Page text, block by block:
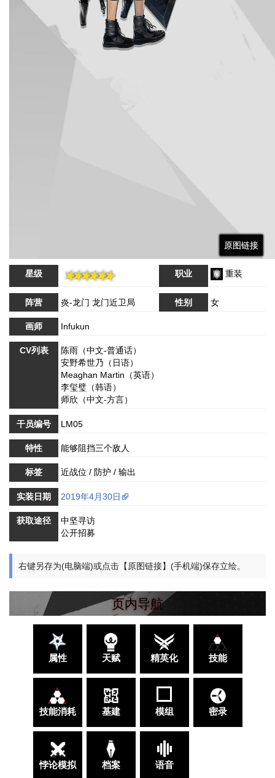
原图链接
原图链接
原图链接
原图链接
星级 职业 重装
阵营 炎-龙门 龙门近卫局 性别 女
画师 Infukun
CV列表
陈雨（中文-普通话）
安野希世乃（日语）
Meaghan Martin（英语）
李玺璧（韩语）
师欣（中文-方言）
干员编号 LM05
特性 能够阻挡三个敌人
标签 近战位 / 防护 / 输出
实装日期 2019年4月30日
获取途径
中坚寻访
公开招募
右键另存为(电脑端)或点击【原图链接】(手机端)保存立绘。
页内导航
属性 天赋 精英化 技能
技能消耗 基建 模组 密录
悖论模拟 档案 语音